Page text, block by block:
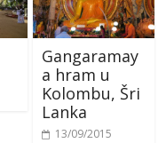
Gangaramay
a hram u
Kolombu, Šri
Lanka
13/09/2015